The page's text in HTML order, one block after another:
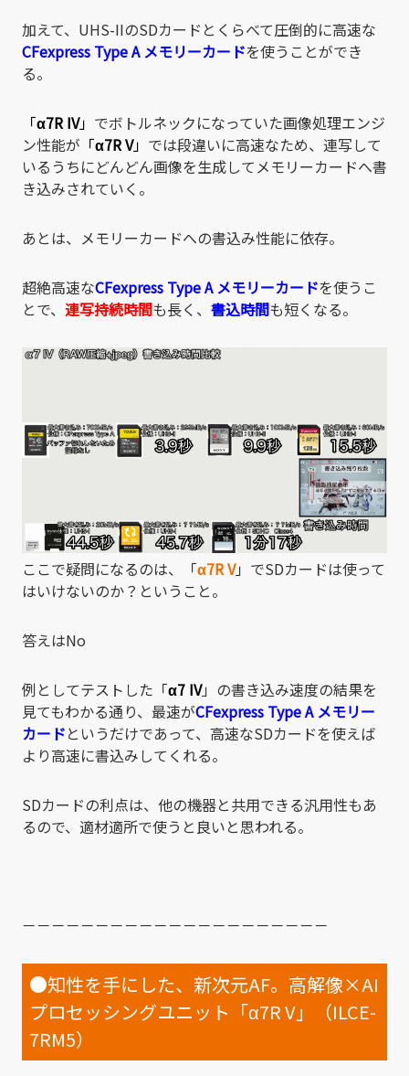
加えて、UHS-IIのSDカードとくらべて圧倒的に高速な
CFexpress Type A メモリーカードを使うことができ
る。
「α7R IV」 でボトルネックになっていた画像処理エンジ
ン性能が 「α7R V」 では段違いに高速なため、連写して
いるうちにどんどん画像を生成してメモリーカードへ書
き込みされていく。
あとは、メモリーカードへの書込み性能に依存。
超絶高速なCFexpress Type A メモリーカードを使うこ
とで、 連写持続時間も長く、 書込時間も短くなる。
ここで疑問になるのは、「α7R V」でSDカードは使って
はいけないのか？ということ。
答えはNo
例としてテストした「α7 IV」の書き込み速度の結果を
見てもわかる通り、最速がCFexpress Type A メモリー
カードというだけであって、高速なSDカードを使えば
より高速に書込みしてくれる。
SDカードの利点は、他の機器と共用できる汎用性もあ
るので、適材適所で使うと良いと思われる。
－－－－－－－－－－－－－－－－－－－－－
●知性を手にした、新次元AF。高解像×AI
プロセッシングユニット「α7R V」（ILCE-
7RM5）